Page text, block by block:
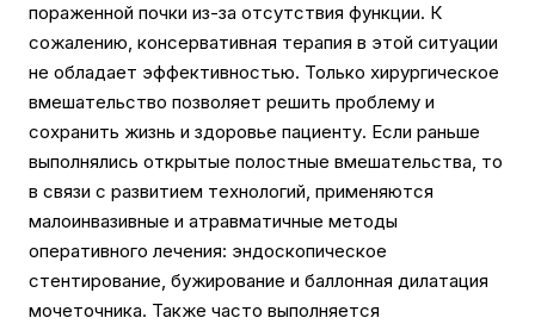
пораженной почки из-за отсутствия функции. К
сожалению, консервативная терапия в этой ситуации
не обладает эффективностью. Только хирургическое
вмешательство позволяет решить проблему и
сохранить жизнь и здоровье пациенту. Если раньше
выполнялись открытые полостные вмешательства, то
в связи с развитием технологий, применяются
малоинвазивные и атравматичные методы
оперативного лечения: эндоскопическое
стентирование, бужирование и баллонная дилатация
мочеточника. Также часто выполняется